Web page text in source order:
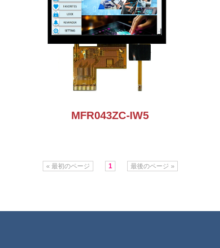
MFR043ZC-IW5
« 最初のページ 1 最後のページ »